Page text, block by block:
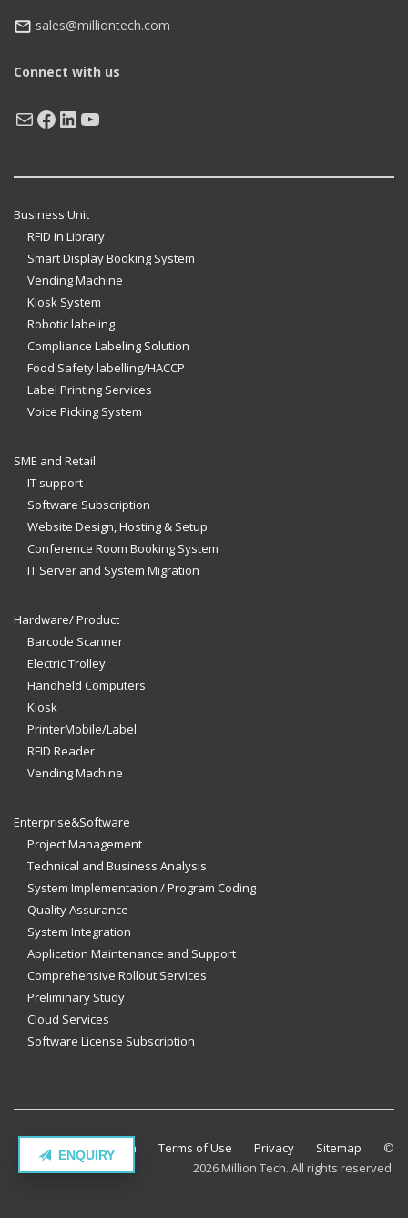
ENQUIRY
sales@milliontech.com
Connect with us
MailFacebook
LinkedIn
YouTube
Business Unit
RFID in Library
Smart Display Booking System
Vending Machine
Kiosk System
Robotic labeling
Compliance Labeling Solution
Food Safety labelling/HACCP
Label Printing Services
Voice Picking System
SME and Retail
IT support
Software Subscription
Website Design, Hosting & Setup
Conference Room Booking System
IT Server and System Migration
Hardware/ Product
Barcode Scanner
Electric Trolley
Handheld Computers
Kiosk
PrinterMobile/Label
RFID Reader
Vending Machine
Enterprise&Software
Project Management
Technical and Business Analysis
System Implementation / Program Coding
Quality Assurance
System Integration
Application Maintenance and Support
Comprehensive Rollout Services
Preliminary Study
Cloud Services
Software License Subscription
Contact Million Tech Terms of Use Privacy Sitemap ©
2026 Million Tech. All rights reserved.